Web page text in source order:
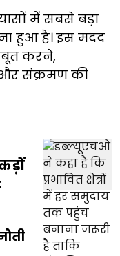
में सबसे बड़ा
हुआ है। इस मदद
करने,
और संक्रमण की